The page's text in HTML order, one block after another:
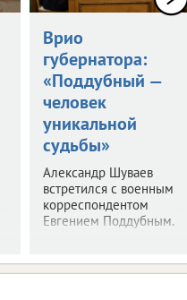
Врио
губернатора:
«Поддубный —
человек
уникальной
судьбы»
Александр Шуваев
встретился с военным
корреспондентом
Евгением Поддубным.